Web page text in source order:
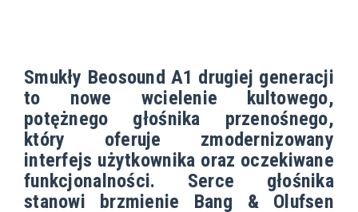
Smukły Beosound A1 drugiej generacji
to nowe wcielenie kultowego,
potężnego głośnika przenośnego,
który oferuje zmodernizowany
interfejs użytkownika oraz oczekiwane
funkcjonalności. Serce głośnika
stanowi brzmienie Bang & Olufsen